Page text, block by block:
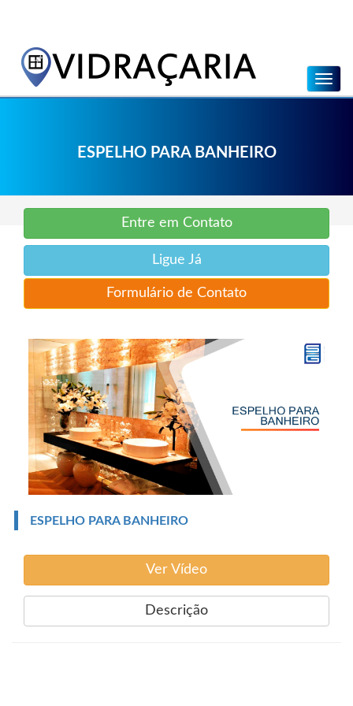
ESPELHO PARA BANHEIRO
Menu
Entre em Contato
Ligue Já
Formulário de Contato
ESPELHO PARA BANHEIRO
Ver Vídeo
Descrição